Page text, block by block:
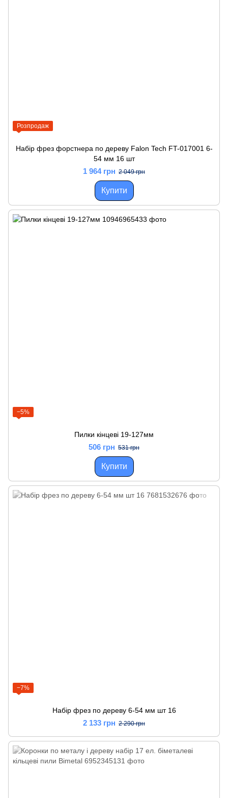
Розпродаж
Набір фрез форстнера по дереву Falon Tech FT-017001 6-
54 мм 16 шт
1 964 грн 2 049 грн
Купити
−5%
Пилки кінцеві 19-127мм
506 грн 531 грн
Купити
−7%
Набір фрез по дереву 6-54 мм шт 16
2 133 грн 2 290 грн